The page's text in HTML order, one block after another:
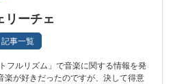
リーチェ
記事一覧
フルリズム」で音楽に関する情報を発
楽が好きだったのですが、決して得意